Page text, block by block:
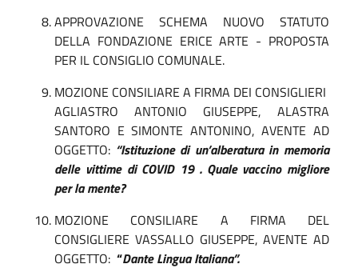
APPROVAZIONE SCHEMA NUOVO STATUTO
DELLA FONDAZIONE ERICE ARTE - PROPOSTA
PER IL CONSIGLIO COMUNALE.
MOZIONE CONSILIARE A FIRMA DEI CONSIGLIERI
AGLIASTRO ANTONIO GIUSEPPE, ALASTRA
SANTORO E SIMONTE ANTONINO, AVENTE AD
OGGETTO: “Istituzione di un’alberatura in memoria
delle vittime di COVID 19 . Quale vaccino migliore
per la mente?
MOZIONE CONSILIARE A FIRMA DEL
CONSIGLIERE VASSALLO GIUSEPPE, AVENTE AD
OGGETTO: “Dante Lingua Italiana”.